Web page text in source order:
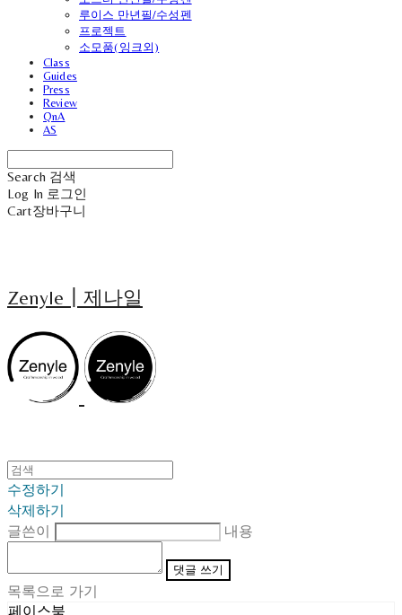
루이스 만년필/수성펜
프로젝트
소모품(잉크외)
Class
Guides
Press
Review
QnA
AS
Search 검색
Log In 로그인
Cart장바구니
Zenyle┃제나일
수정하기
삭제하기
글쓴이
내용
댓글 쓰기
목록으로 가기
페이스북